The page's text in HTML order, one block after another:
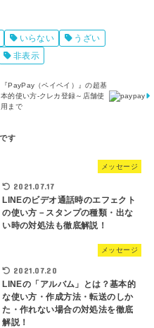
いらない
うざい
非表示
『PayPay（ペイペイ）』の超基
本的使い方-クレカ登録～店舗使
用まで
メッセージ
2021.07.17
LINEのビデオ通話時のエフェクト
の使い方－スタンプの種類・出な
い時の対処法も徹底解説！
メッセージ
2021.07.20
LINEの「アルバム」とは？基本的
な使い方・作成方法・転送のしか
た・作れない場合の対処法を徹底
解説！